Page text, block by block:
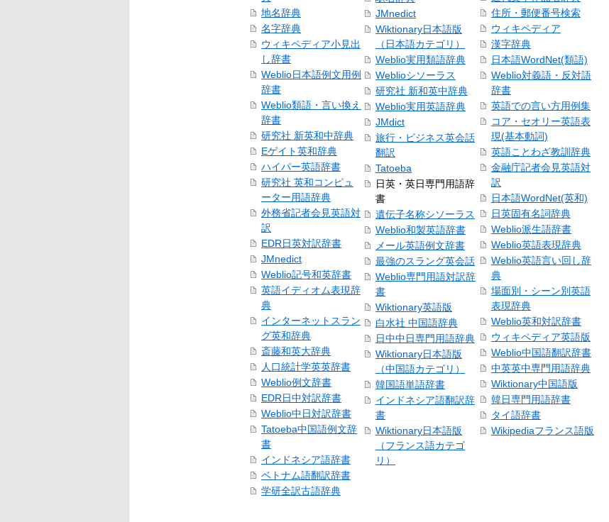
地名辞典
名字辞典
ウィキペディア小見出
し辞書
Weblio日本語例文用例
辞書
Weblio類語・言い換え
辞書
研究社 新英和中辞典
Eゲイト英和辞典
ハイパー英語辞書
研究社 英和コンピュ
ーター用語辞典
外務省記者会見英語対
訳
EDR日英対訳辞書
JMnedict
Weblio記号和英辞書
英語イディオム表現辞
典
インターネットスラン
グ英和辞典
斎藤和英大辞典
人口統計学英英辞書
Weblio例文辞書
EDR日中対訳辞書
Weblio中日対訳辞書
Tatoeba中国語例文辞
書
インドネシア語辞書
ベトナム語翻訳辞書
学研全訳古語辞典
JMnedict
Wiktionary日本語版
（日本語カテゴリ）
Weblio実用類語辞典
Weblioシソーラス
研究社 新和英中辞典
Weblio実用英語辞典
JMdict
旅行・ビジネス英会話
翻訳
Tatoeba
日英・英日専門用語辞
書
遺伝子名称シソーラス
Weblio和製英語辞書
メール英語例文辞書
最強のスラング英会話
Weblio専門用語対訳辞
書
Wiktionary英語版
白水社 中国語辞典
日中中日専門用語辞典
Wiktionary日本語版
（中国語カテゴリ）
韓国語単語辞書
インドネシア語翻訳辞
書
Wiktionary日本語版
（フランス語カテゴ
リ）
住所・郵便番号検索
ウィキペディア
漢字辞典
日本語WordNet(類語)
Weblio対義語・反対語
辞書
英語での言い方用例集
コア・セオリー英語表
現(基本動詞)
英語ことわざ教訓辞典
金融庁記者会見英語対
訳
日本語WordNet(英和)
日英固有名詞辞典
Weblio派生語辞書
Weblio英語表現辞典
Weblio英語言い回し辞
典
場面別・シーン別英語
表現辞典
Weblio英和対訳辞書
ウィキペディア英語版
Weblio中国語翻訳辞書
中英英中専門用語辞典
Wiktionary中国語版
韓日専門用語辞書
タイ語辞書
Wikipediaフランス語版